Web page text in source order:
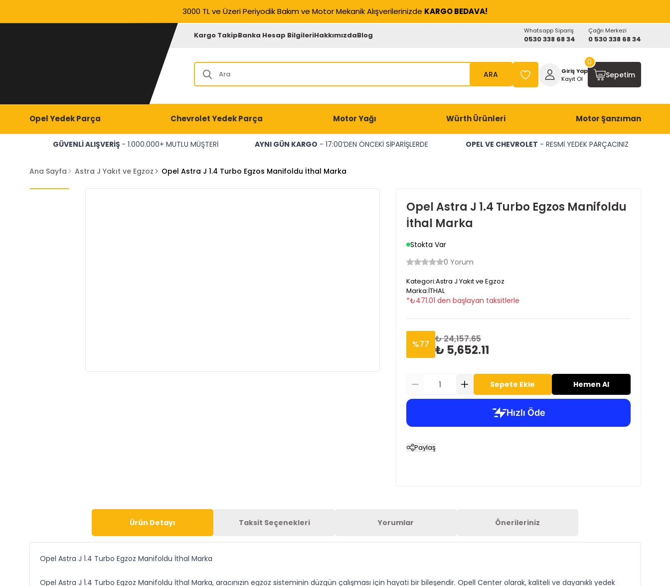
3000 TL ve Üzeri Periyodik Bakım ve Motor Mekanik Alışverilerinizde KARGO BEDAVA!
Kargo TakipBanka Hesap BilgileriHakkımızdaBlog Whatsapp Sipariş
0530 338 68 34
Çağrı Merkezi
0 530 338 68 34
ARA
Giriş Yap
Kayıt Ol
Sepetim
0
Opel Yedek Parça Chevrolet Yedek Parça Motor Yağı Würth Ürünleri Motor Şanzıman
GÜVENLİ ALIŞVERİŞ - 1.000.000+ MUTLU MÜŞTERİ AYNI GÜN KARGO - 17:00’DEN ÖNCEKİ SİPARİŞLERDE OPEL VE CHEVROLET - RESMİ YEDEK PARÇACINIZ
Ana Sayfa Astra J Yakıt ve Egzoz Opel Astra J 1.4 Turbo Egzos Manifoldu İthal Marka
Opel Astra J 1.4 Turbo Egzos Manifoldu
İthal Marka
Stokta Var
0 Yorum
Kategori:Astra J Yakıt ve Egzoz
Marka:İTHAL
*₺471.01 den başlayan taksitlerle
%77 ₺ 24,157.65
₺ 5,652.11
Sepete Ekle Hemen Al
Paylaş
Ürün Detayı Taksit Seçenekleri Yorumlar Önerileriniz
Opel Astra J 1.4 Turbo Egzoz Manifoldu İthal Marka
Opel Astra J 1.4 Turbo Egzoz Manifoldu İthal Marka, aracınızın egzoz sisteminin düzgün çalışması için hayati bir bileşendir. Opell Center olarak, kaliteli ve dayanıklı yedek